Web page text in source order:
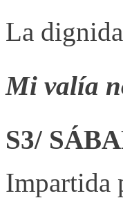
La
Mi valía
S3/
Impartida